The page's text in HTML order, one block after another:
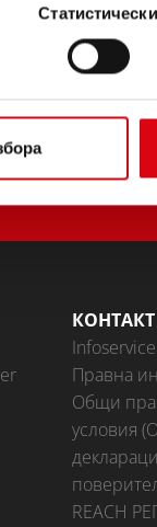
Статистически
Titan
КОНТАКТ
Infoservice
Правна
Общи
условия
REACH